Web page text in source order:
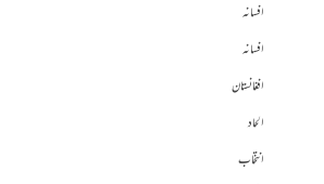
افسانہ
افسانہ
افغانستان
الحاد
انتخاب